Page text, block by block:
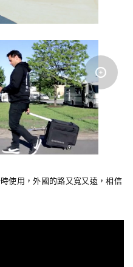
使用，外國的路又寬又遠，相信